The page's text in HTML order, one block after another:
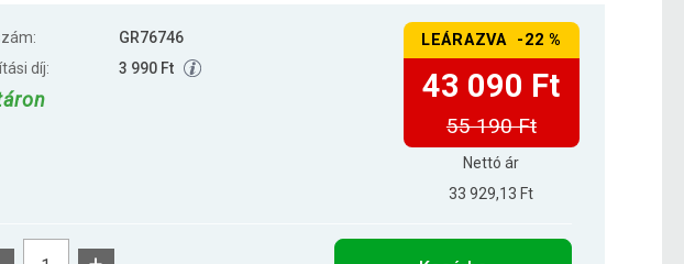
GR76746
díj:
3 990 Ft
LEÁRAZVA -22 %
43 090 Ft
55 190 Ft
Nettó ár
33 929,13 Ft